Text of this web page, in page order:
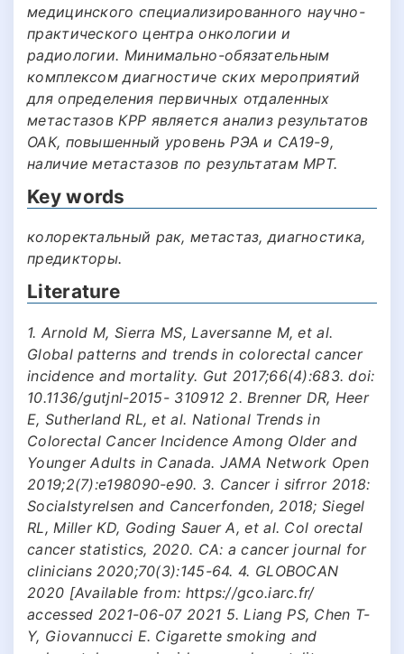
медицинского специализированного научно-
практического центра онкологии и
радиологии. Минимально-обязательным
комплексом диагностиче ских мероприятий
для определения первичных отдаленных
метастазов КРР является анализ результатов
ОАК, повышенный уровень РЭА и СА19-9,
наличие метастазов по результатам МРТ.
Key words
колоректальный рак, метастаз, диагностика,
предикторы.
Literature
1. Arnold M, Sierra MS, Laversanne M, et al.
Global patterns and trends in colorectal cancer
incidence and mortality. Gut 2017;66(4):683. doi:
10.1136/gutjnl-2015- 310912 2. Brenner DR, Heer
E, Sutherland RL, et al. National Trends in
Colorectal Cancer Incidence Among Older and
Younger Adults in Canada. JAMA Network Open
2019;2(7):e198090-e90. 3. Cancer i sifrror 2018:
Socialstyrelsen and Cancerfonden, 2018; Siegel
RL, Miller KD, Goding Sauer A, et al. Col orectal
cancer statistics, 2020. CA: a cancer journal for
clinicians 2020;70(3):145-64. 4. GLOBOCAN
2020 [Available from: https://gco.iarc.fr/
accessed 2021-06-07 2021 5. Liang PS, Chen T-
Y, Giovannucci E. Cigarette smoking and